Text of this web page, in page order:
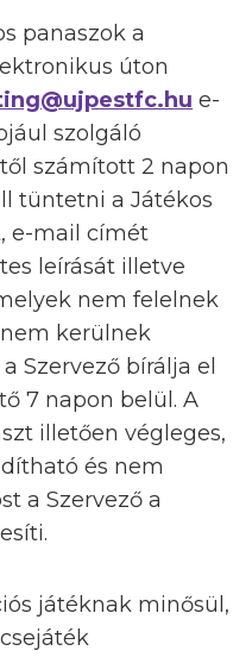
panaszok a
úton
e-
szolgáló
számított 2 napon
tüntetni a Játékos
e-mail címét
leírását illetve
nem felelnek
kerülnek
Szervező bírálja el
7 napon belül. A
illetően végleges,
és nem
a Szervező a
játéknak minősül,